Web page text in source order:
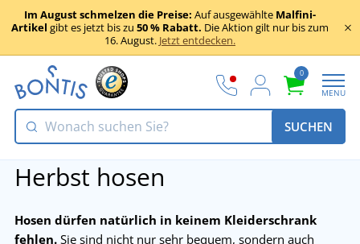
Im August schmelzen die Preise: Auf ausgewählte Malfini-
Artikel gibt es jetzt bis zu 50 % Rabatt. Die Aktion gilt nur bis zum
16. August. Jetzt entdecken.
0
MENU
SUCHEN
Herbst hosen
Hosen dürfen natürlich in keinem Kleiderschrank
fehlen. Sie sind nicht nur sehr bequem, sondern auch